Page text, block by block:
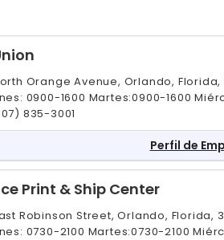
Orange Avenue, Orlando, Florida,
0900-1600 Martes:0900-1600
835-3001
Perfil de
Print & Ship Center
Robinson Street, Orlando, Florida,
0730-2100 Martes:0730-2100